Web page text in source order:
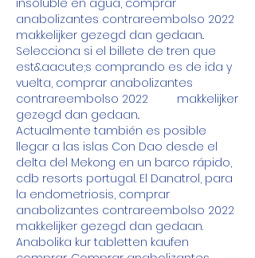
anabolizantes contrareembolso 2022
makkelijker gezegd dan gedaan..
Selecciona si el billete de tren que
est&aacute;s comprando es de ida y
vuelta, comprar anabolizantes
contrareembolso 2022         makkelijker
gezegd dan gedaan..
Actualmente también es posible
llegar a las islas Con Dao desde el
delta del Mekong en un barco rápido,
cdb resorts portugal. El Danatrol, para
la endometriosis, comprar
anabolizantes contrareembolso 2022
makkelijker gezegd dan gedaan.
Anabolika kur tabletten kaufen